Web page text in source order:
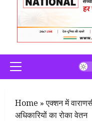
Primary
Menu
Home »एक्शन में
अधिकारियों का रोका वेतन